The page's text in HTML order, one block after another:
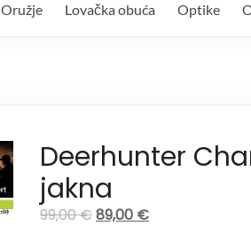
Oružje Lovačka obuća Optike
Deerhunter
jakna
99,00€89,00 €